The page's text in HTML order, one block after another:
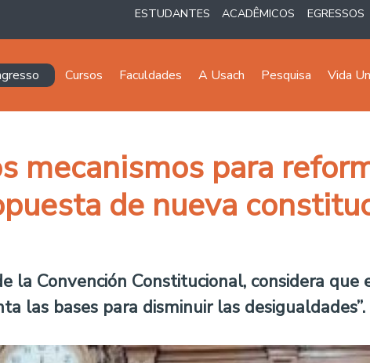
ESTUDANTES ACADÊMICOS EGRESSOS
principal
Cursos Faculdades A Usach Pesquisa Vida
mecanismos para
de nueva
la Convención Constitucional, considera que
las bases para disminuir las desigualdades”.